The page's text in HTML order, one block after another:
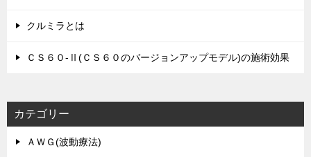
クルミラとは
ＣＳ６０-Ⅱ(ＣＳ６０のバージョンアップモデル)の施術効果
カテゴリー
ＡＷＧ(波動療法)